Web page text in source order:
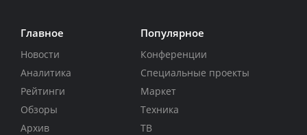
Главное
Новости
Аналитика
Рейтинги
Обзоры
Архив
Популярное
Конференции
Специальные проекты
Маркет
Техника
ТВ